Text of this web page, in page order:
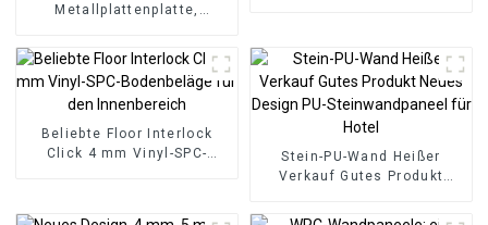
Metallplattenplatte,
Wandplatte,
Bambusholzfaser
Beliebte Floor Interlock
Click 4 mm Vinyl-SPC-
Stein-PU-Wand Heißer
Verkauf Gutes Produkt
Steinwandpaneel für Hotel